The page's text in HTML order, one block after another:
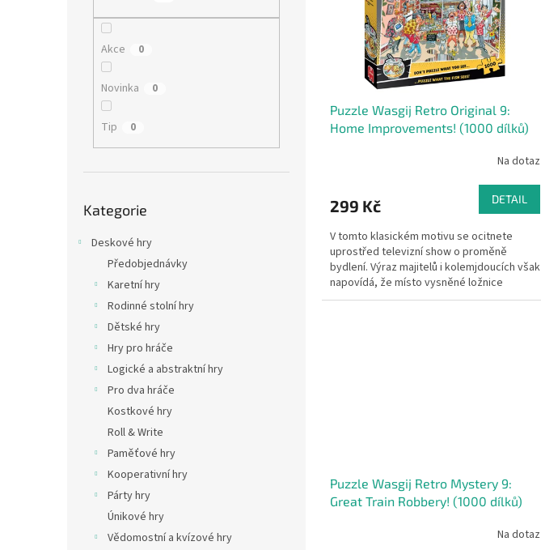
Akce 0
Novinka 0
Tip 0
kategorie
Kategorie
Deskové hry
Předobjednávky
Karetní hry
Rodinné stolní hry
Dětské hry
Hry pro hráče
Logické a abstraktní hry
Pro dva hráče
Kostkové hry
Roll & Write
Paměťové hry
Kooperativní hry
Párty hry
Únikové hry
Vědomostní a kvízové hry
Puzzle Wasgij Retro Original 9:
Home Improvements! (1000 dílků)
Na dotaz
299 Kč DETAIL
V tomto klasickém motivu se ocitnete
uprostřed televizní show o proměně
bydlení. Výraz majitelů i kolemjdoucích však
napovídá, že místo vysněné ložnice
vytvořil výstřední...
Puzzle Wasgij Retro Mystery 9:
Great Train Robbery! (1000 dílků)
Na dotaz